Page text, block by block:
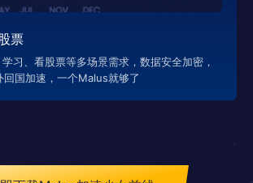
票
习、看股票等多场景需求，数据安全加密，
回国加速，一个Malus就够了